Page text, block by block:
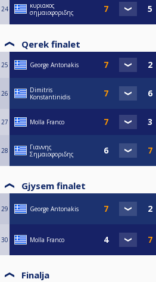
24
κυριακος
σημαιοφοριδης
Qerek finalet
25 George Antonakis
26
Dimitris
Konstantinidis
27 Molla Franco
28
Γιαννης
Σημαιοφοριδης
Gjysem finalet
29 George Antonakis
30 Molla Franco
Finalja